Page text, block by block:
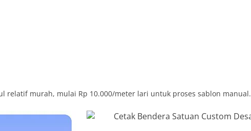
relatif murah, mulai Rp 10.000/meter lari untuk proses sablon manual.